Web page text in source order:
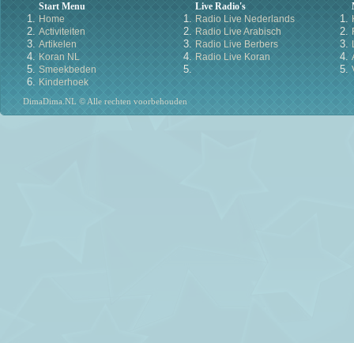
Start Menu
Home
Activiteiten
Artikelen
Koran NL
Smeekbeden
Kinderhoek
Live Radio's
Radio Live Nederlands
Radio Live Arabisch
Radio Live Berbers
Radio Live Koran
DimaDima.NL © Alle rechten voorbehouden